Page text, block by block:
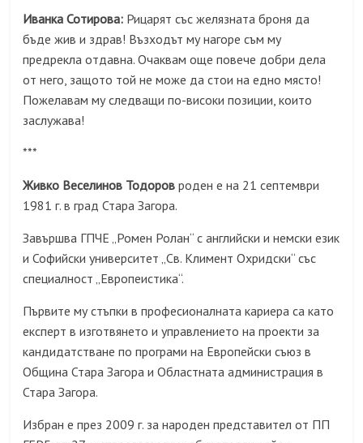
Иванка Сотирова: Рицарят със желязната броня да
бъде жив и здрав! Възходът му нагоре съм му
предрекла отдавна. Очаквам още повече добри дела
от него, защото той не може да стои на едно място!
Пожелавам му следващи по-високи позиции, които
заслужава!
***
Живко Веселинов Тодоров роден е на 21 септември
1981 г. в град Стара Загора.
Завършва ГПЧЕ „Ромен Ролан“ с английски и немски език
и Софийски университет „Св. Климент Охридски“ със
специалност „Европеистика“.
Първите му стъпки в професионалната кариера са като
експерт в изготвянето и управлението на проекти за
кандидатстване по програми на Европейски съюз в
Община Стара Загора и Областната администрация в
Стара Загора.
Избран е през 2009 г. за народен представител от ПП